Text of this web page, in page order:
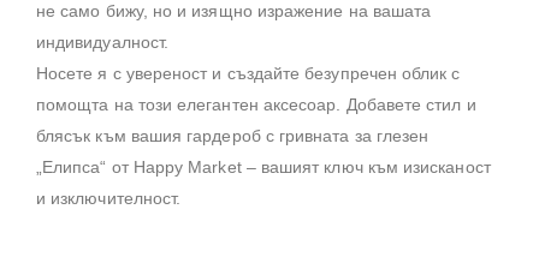
не само бижу, но и изящно изражение на вашата
индивидуалност.
Носете я с увереност и създайте безупречен облик с
помощта на този елегантен аксесоар. Добавете стил и
блясък към вашия гардероб с гривната за глезен
„Елипса“ от Happy Market – вашият ключ към изисканост
и изключителност.